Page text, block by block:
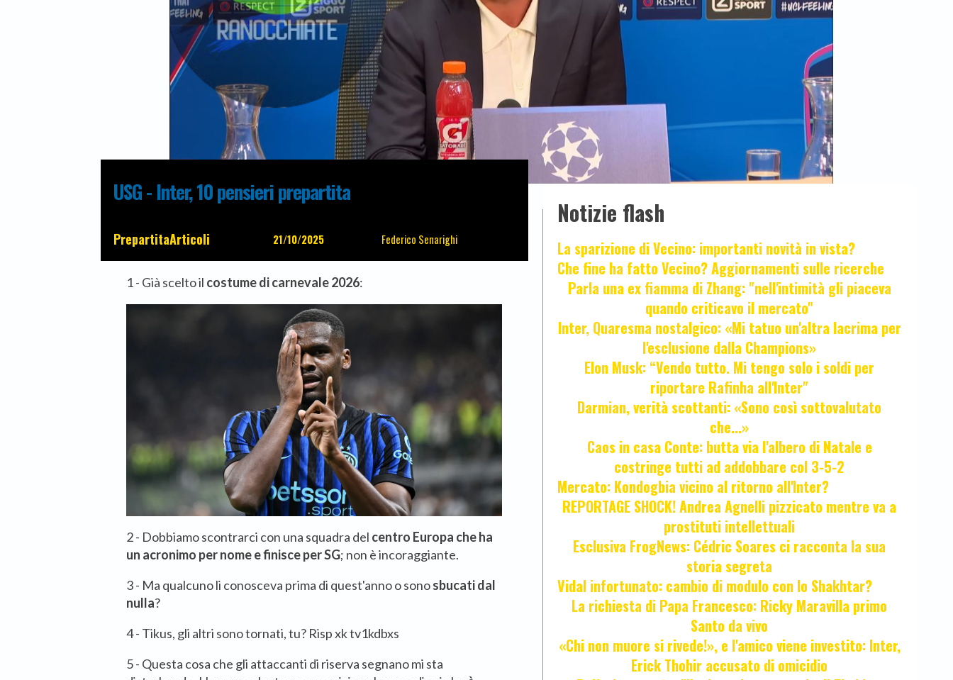
USG - Inter, 10 pensieri prepartita
PrepartitaArticoli 21/10/2025 Federico Senarighi
1 - Già scelto il costume di carnevale 2026:
2 - Dobbiamo scontrarci con una squadra del centro Europa che ha
un acronimo per nome e finisce per SG; non è incoraggiante.
3 - Ma qualcuno li conosceva prima di quest'anno o sonosbucati dal
nulla?
4 - Tikus, gli altri sono tornati, tu? Risp xk tv1kdbxs
5 - Questa cosa che gli attaccanti di riserva segnano mi sta
Notizie flash
La sparizione di Vecino: importanti novità in vista?
Che fine ha fatto Vecino? Aggiornamenti sulle ricerche
Parla una ex fiamma di Zhang: "nell'intimità gli piaceva
quando criticavo il mercato"
Inter, Quaresma nostalgico: «Mi tatuo un'altra lacrima per
l'esclusione dalla Champions»
Elon Musk: “Vendo tutto. Mi tengo solo i soldi per
riportare Rafinha all'Inter"
Darmian, verità scottanti: «Sono così sottovalutato
che...»
Caos in casa Conte: butta via l'albero di Natale e
costringe tutti ad addobbare col 3-5-2
Mercato: Kondogbia vicino al ritorno all'Inter?
REPORTAGE SHOCK! Andrea Agnelli pizzicato mentre va a
prostituti intellettuali
Esclusiva FrogNews: Cédric Soares ci racconta la sua
storia segreta
Vidal infortunato: cambio di modulo con lo Shakhtar?
La richiesta di Papa Francesco: Ricky Maravilla primo
Santo da vivo
«Chi non muore si rivede!», e l'amico viene investito: Inter,
Erick Thohir accusato di omicidio